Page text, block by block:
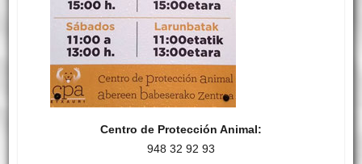
Centro de Protección Animal:
948 32 92 93